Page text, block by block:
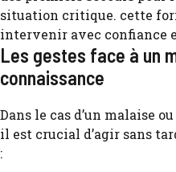
Les gestes face à un
connaissance
Dans le cas d’un malaise
il est crucial d’agir sans
: